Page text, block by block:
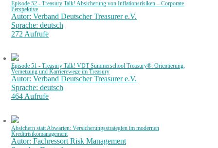
Episode 52 - Treasury Talk! Absicherung von Inflationsrisiken – Corporate
Perspektive
Autor: Verband Deutscher Treasurer e.V.
Sprache: deutsch
272 Aufrufe
Episode 51 - Treasury Talk! VDT Summerschool Treasury®: Orientierung,
Vernetzung und Karrierewege im Treasury
Autor: Verband Deutscher Treasurer e.V.
Sprache: deutsch
464 Aufrufe
Absichern statt Abwarten: Versicherungsstrategien im modernen
Kreditrisikomanagement
Autor: Fachressort Risk Management